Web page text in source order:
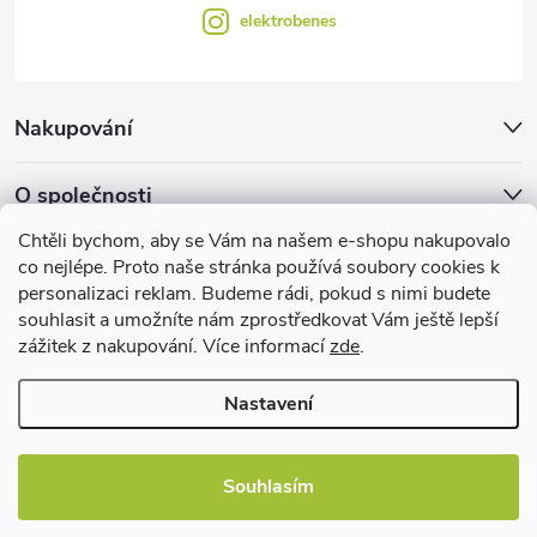
Chtěli bychom, aby se Vám na našem e-shopu nakupovalo
co nejlépe. Proto naše stránka používá soubory cookies k
personalizaci reklam. Budeme rádi, pokud s nimi budete
souhlasit a umožníte nám zprostředkovat Vám ještě lepší
zážitek z nakupování. Více informacízde.
Nastavení
Souhlasím
Nakupování
O společnosti
Facebook
elektrobenes
Užitečné informace